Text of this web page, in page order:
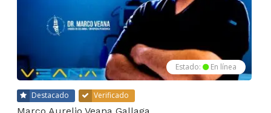
Estado: En línea
Destacado Verificado